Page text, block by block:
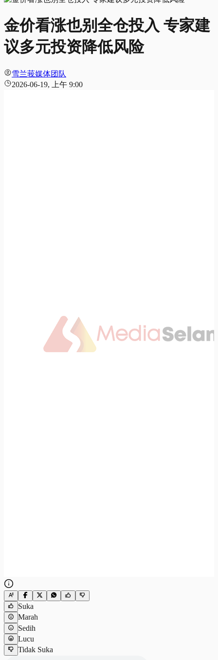
金价看涨也别全仓投入 专家建
议多元投资降低风险
雪兰莪媒体团队
2026-06-19, 上午 9:00
Suka
Marah
Sedih
Lucu
Tidak Suka